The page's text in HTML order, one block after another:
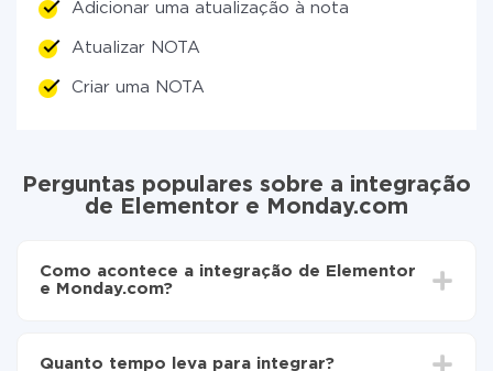
Adicionar uma atualização à nota
Atualizar NOTA
Criar uma NOTA
Perguntas populares sobre a integração
de Elementor e Monday.com
Como acontece a integração de Elementor
e Monday.com?
Quanto tempo leva para integrar?